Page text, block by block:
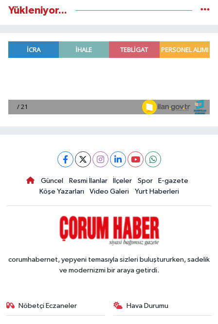
Yükleniyor...
Güncel Resmi İlanlar İlçeler Spor
E-gazete
Köşe Yazarları
Video Galeri Yurt Haberleri
corumhabernet, yepyeni temasıyla sizleri buluştururken, sadelik
ve modernizmi bir araya getirdi.
Nöbetçi Eczaneler Hava Durumu